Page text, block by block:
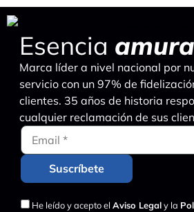
Esencia amura
Marca líder a nivel nacional por
servicio con un 97% de
clientes. 35 años de historia
cualquier reclamación de sus
He leído y acepto el Aviso Legaly la